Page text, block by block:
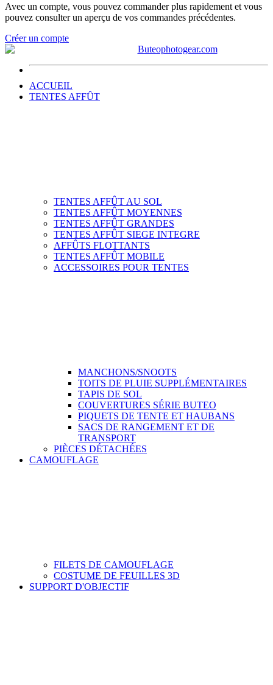
Avec un compte, vous pouvez commander plus rapidement et vous
pouvez consulter un aperçu de vos commandes précédentes.
Créer un compte
ACCUEIL
TENTES AFFÛT
TENTES AFFÛT AU SOL
TENTES AFFÛT MOYENNES
TENTES AFFÛT GRANDES
TENTES AFFÛT SIEGE INTEGRE
AFFÛTS FLOTTANTS
TENTES AFFÛT MOBILE
ACCESSOIRES POUR TENTES
MANCHONS/SNOOTS
TOITS DE PLUIE SUPPLÉMENTAIRES
TAPIS DE SOL
COUVERTURES SÉRIE BUTEO
PIQUETS DE TENTE ET HAUBANS
SACS DE RANGEMENT ET DE
TRANSPORT
PIÈCES DÉTACHÉES
CAMOUFLAGE
FILETS DE CAMOUFLAGE
COSTUME DE FEUILLES 3D
SUPPORT D'OBJECTIF